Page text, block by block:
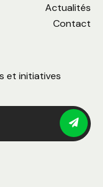
Actualités
Contact
et initiatives